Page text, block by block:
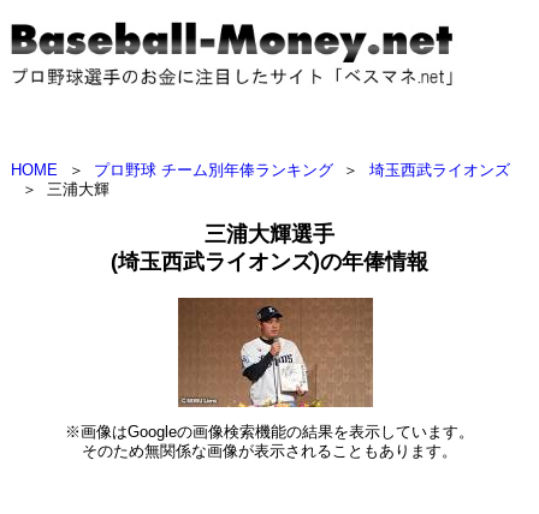
HOME ＞ プロ野球 チーム別年俸ランキング ＞
埼玉西武ライオンズ
＞
三浦大輝
三浦大輝選手
(埼玉西武ライオンズ)の年俸情報
※画像はGoogleの画像検索機能の結果を表示しています。
そのため無関係な画像が表示されることもあります。